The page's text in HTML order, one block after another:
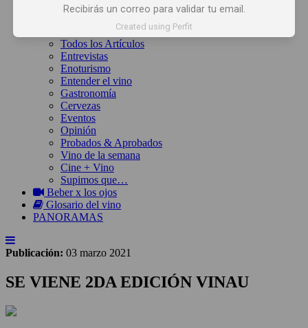
Inicio
Todos los Artículos
Entrevistas
Enoturismo
Entender el vino
Gastronomía
Cervezas
Eventos
Opinión
Probados & Aprobados
Vino de la semana
Cine + Vino
Supimos que…
Beber x los ojos
Glosario del vino
PANORAMAS
Publicación: 03 marzo 2021
SE VIENE 2DA EDICIÓN VINAU
Recibirás un correo para validar tu email.
Created using Perfit